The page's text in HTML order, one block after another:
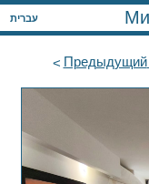
עברית
Предыдущий